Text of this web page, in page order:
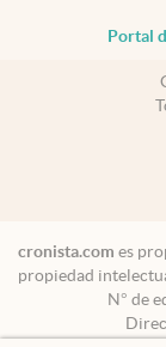
Portal
cronista.com es
propiedad
N° de